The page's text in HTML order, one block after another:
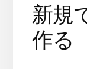
新規
作る